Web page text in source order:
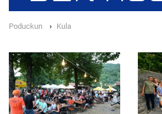
Poduckun Kula